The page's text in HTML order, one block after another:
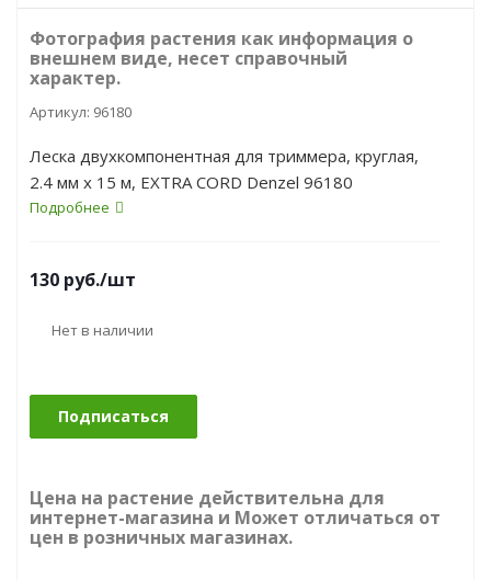
Фотография растения как информация о
внешнем виде, несет справочный
характер.
Артикул: 96180
Леска двухкомпонентная для триммера, круглая,
2.4 мм х 15 м, EXTRA CORD Denzel 96180
Подробнее
130 руб./шт
Нет в наличии
Подписаться
Цена на растение действительна для
интернет-магазина и Может отличаться от
цен в розничных магазинах.